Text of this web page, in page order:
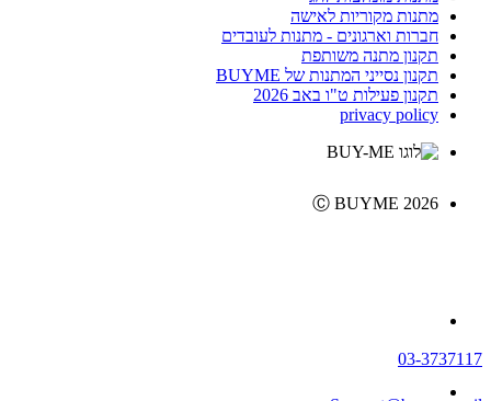
מתנות מקוריות לאישה
חברות וארגונים - מתנות לעובדים
תקנון מתנה משותפת
תקנון נסייני המתנות של BUYME
תקנון פעילות ט"ו באב 2026
privacy policy
Ⓒ BUYME 2026
03-3737117